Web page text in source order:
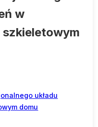
w
układu
domu